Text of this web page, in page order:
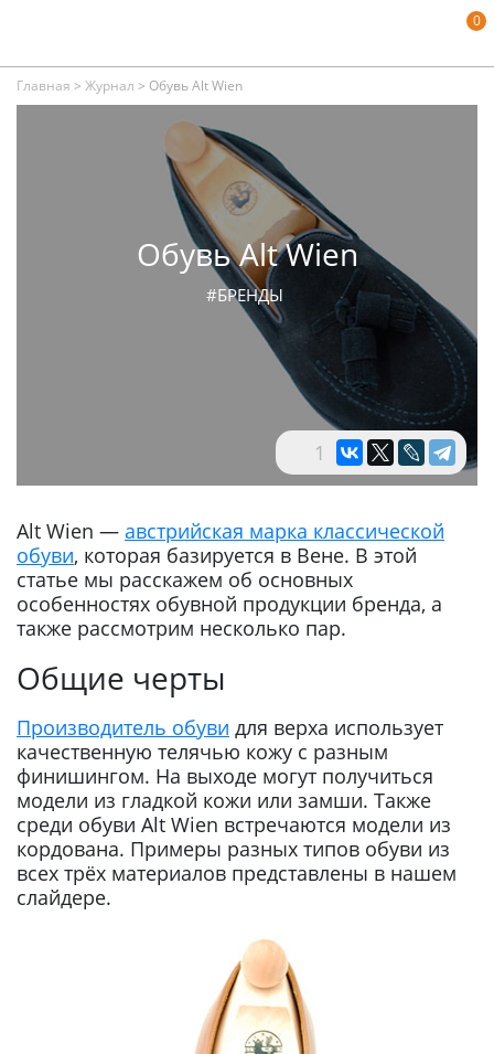
0
Главная > Журнал > Обувь Alt Wien
Обувь Alt Wien
#БРЕНДЫ
1
Alt Wien — австрийская марка классической
обуви, которая базируется в Вене. В этой
статье мы расскажем об основных
особенностях обувной продукции бренда, а
также рассмотрим несколько пар.
Общие черты
Производитель обуви для верха использует
качественную телячью кожу с разным
финишингом. На выходе могут получиться
модели из гладкой кожи или замши. Также
среди обуви Alt Wien встречаются модели из
кордована. Примеры разных типов обуви из
всех трёх материалов представлены в нашем
слайдере.